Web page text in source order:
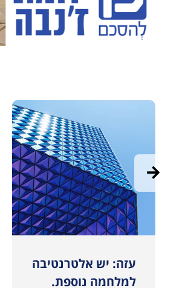
המדינות במכינת אדרת
עזה: יש אלטרנטיבה
למלחמה נוספת.